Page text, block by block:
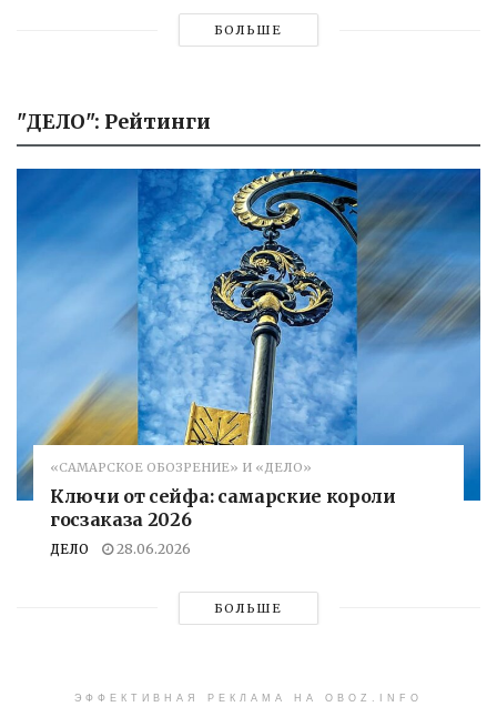
БОЛЬШЕ
"ДЕЛО": Рейтинги
«САМАРСКОЕ ОБОЗРЕНИЕ» И «ДЕЛО»
Ключи от сейфа: самарские короли
госзаказа 2026
ДЕЛО 28.06.2026
БОЛЬШЕ
ЭФФЕКТИВНАЯ РЕКЛАМА НА OBOZ.INFO